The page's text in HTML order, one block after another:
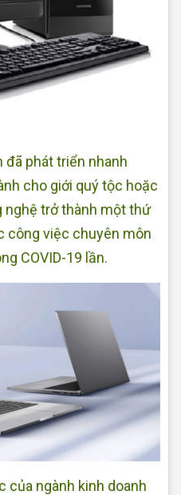
đã phát triển nhanh
cho giới quý tộc hoặc
nghệ trở thành một thứ
công việc chuyên môn
COVID-19 lần.
của ngành kinh doanh